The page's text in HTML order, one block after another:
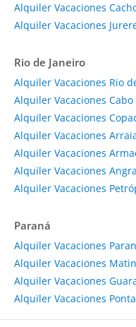
Alquiler Vacaciones
Alquiler Vacaciones
Rio de Janeiro
Alquiler Vacaciones Rio
Alquiler Vacaciones Cabo
Alquiler Vacaciones
Alquiler Vacaciones
Alquiler Vacaciones
Alquiler Vacaciones
Alquiler Vacaciones
Paraná
Alquiler Vacaciones
Alquiler Vacaciones
Alquiler Vacaciones
Alquiler Vacaciones